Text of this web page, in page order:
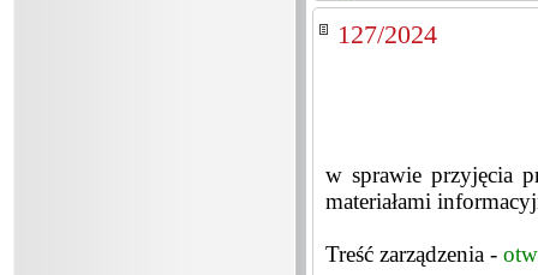
127/2024
w sprawie przyjęcia
materiałami
Treść zarządzenia -